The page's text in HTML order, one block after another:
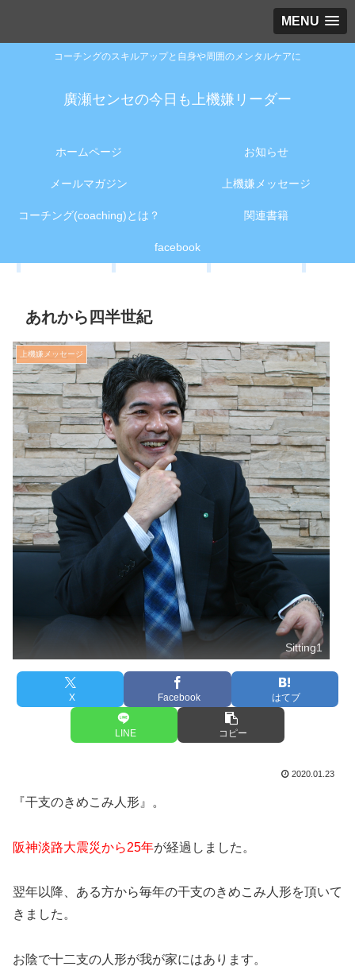
MENU
コーチングのスキルアップと自身や周囲のメンタルケアに
廣瀬センセの今日も上機嫌リーダー
ホームページ お知らせ
メールマガジン 上機嫌メッセージ
コーチング(coaching)とは？ 関連書籍
facebook
あれから四半世紀
上機嫌メッセージ
Sitting1
X Facebook はてブ
LINE コピー
2020.01.23
『干支のきめこみ人形』。
阪神淡路大震災から25年が経過しました。
翌年以降、ある方から毎年の干支のきめこみ人形を頂いて
きました。
お陰で十二支の人形が我が家にはあります。